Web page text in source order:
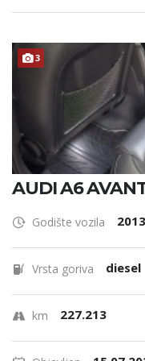
3
AUDI A6
Godište vozila 2013
Vrsta goriva diesel
km 227.213